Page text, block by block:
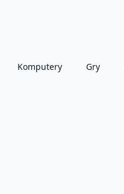
Komputery Gry